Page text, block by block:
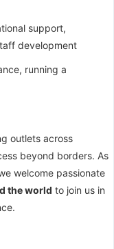
support,
development
running a
outlets across
beyond borders. As
welcome passionate
the world to join us in